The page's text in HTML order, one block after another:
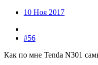
10 Ноя 2017
#56
Как по мне Tenda N301